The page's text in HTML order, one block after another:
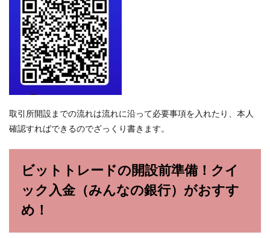
取引所開設までの流れは流れに沿って必要事項を入れたり、本人
確認すればできるのでざっくり書きます。
ビットトレードの開設前準備！クイ
ック入金（みんなの銀行）がおすす
め！